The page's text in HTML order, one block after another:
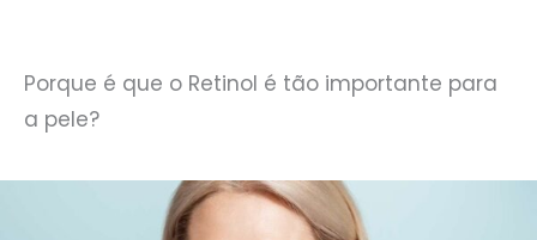
Porque é que o Retinol é tão importante para
a pele?